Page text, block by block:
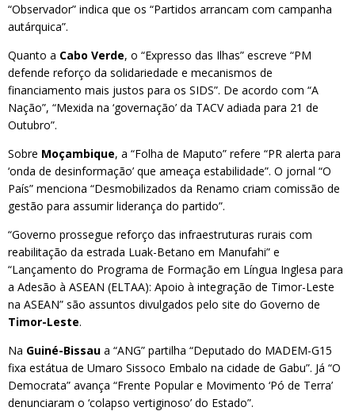
“Observador” indica que os “Partidos arrancam com campanha
autárquica”.
Quanto a Cabo Verde, o “Expresso das Ilhas” escreve “PM
defende reforço da solidariedade e mecanismos de
financiamento mais justos para os SIDS”. De acordo com “A
Nação”, “Mexida na ‘governação’ da TACV adiada para 21 de
Outubro”.
Sobre Moçambique, a “Folha de Maputo” refere “PR alerta para
‘onda de desinformação’ que ameaça estabilidade”. O jornal “O
País” menciona “Desmobilizados da Renamo criam comissão de
gestão para assumir liderança do partido”.
“Governo prossegue reforço das infraestruturas rurais com
reabilitação da estrada Luak-Betano em Manufahi” e
“Lançamento do Programa de Formação em Língua Inglesa para
a Adesão à ASEAN (ELTAA): Apoio à integração de Timor-Leste
na ASEAN” são assuntos divulgados pelo site do Governo de
Timor-Leste.
Na Guiné-Bissau a “ANG” partilha “Deputado do MADEM-G15
fixa estátua de Umaro Sissoco Embalo na cidade de Gabu”. Já “O
Democrata” avança “Frente Popular e Movimento ‘Pó de Terra’
denunciaram o ‘colapso vertiginoso’ do Estado”.